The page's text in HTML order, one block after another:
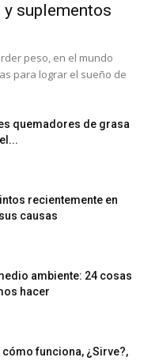
suplementos
peso, en el mundo
para lograr el sueño de
quemadores de grasa
recientemente en
causas
ambiente: 24 cosas
hacer
cómo funciona, ¿Sirve?,